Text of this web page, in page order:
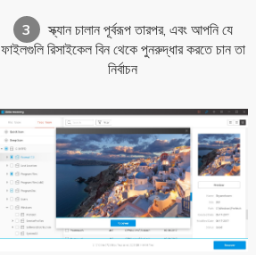
3
স্ক্যান চালান পূর্বরূপ তারপর, এবং আপনি যে
ফাইলগুলি রিসাইকেল বিন থেকে পুনরুদ্ধার করতে চান তা
নির্বাচন